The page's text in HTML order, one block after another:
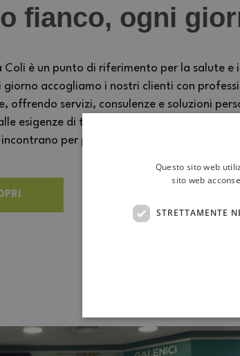
fianco, ogni
Coli è un punto di riferimento per la salute e
giorno accogliamo i nostri clienti con
offrendo servizi, consulenze e soluzioni
esigenze di tutta la famiglia. Un luogo
per prendersi cura delle persone.
Questo sito web
sito web
STRETTAMENTE